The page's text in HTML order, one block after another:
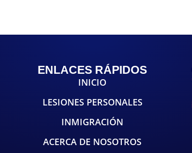
ENLACES RÁPIDOS
INICIO
LESIONES PERSONALES
INMIGRACIÓN
ACERCA DE NOSOTROS